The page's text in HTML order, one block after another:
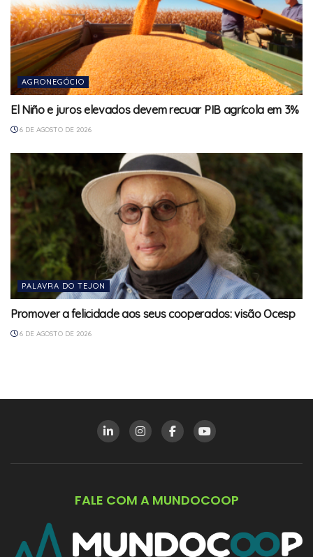
AGRONEGÓCIO
El Niño e juros elevados devem recuar PIB agrícola em 3%
6 DE AGOSTO DE 2026
PALAVRA DO TEJON
Promover a felicidade aos seus cooperados: visão Ocesp
6 DE AGOSTO DE 2026
FALE COM A MUNDOCOOP